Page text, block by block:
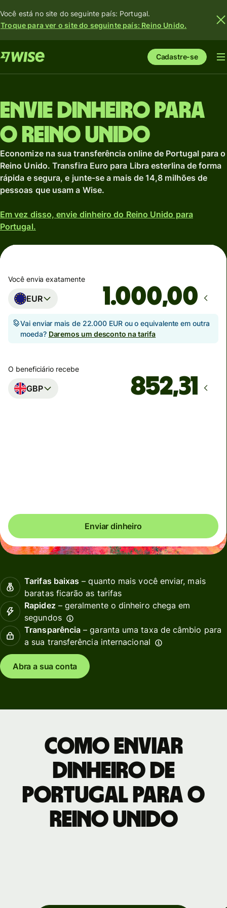
Você está no site do seguinte país: Portugal.
Troque para ver o site do seguinte país: Reino Unido.
Cadastre-se
Envie dinheiro para
o Reino Unido
Economize na sua transferência online de Portugal para o
Reino Unido. Transfira Euro para Libra esterlina de forma
rápida e segura, e junte-se a mais de 14,8 milhões de
pessoas que usam a Wise.
Em vez disso, envie dinheiro do Reino Unido para
Portugal.
Você envia exatamente
EUR ,00
Vai enviar mais de 22.000 EUR ou o equivalente em outra
moeda? Daremos um desconto na tarifa
O beneficiário recebe
GBP
Enviar dinheiro
Tarifas baixas – quanto mais você enviar, mais
baratas ficarão as tarifas
Rapidez – geralmente o dinheiro chega em
segundos
Transparência – garanta uma taxa de câmbio para
a sua transferência internacional
Abra a sua conta
Como enviar
dinheiro de
Portugal para o
Reino Unido